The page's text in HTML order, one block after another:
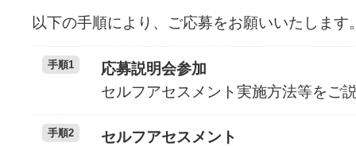
以下の手順により、ご応募をお願いいたします
手順1
応募説明会参加
セルフアセスメント実施方法等をご
手順2
セルフアセスメント